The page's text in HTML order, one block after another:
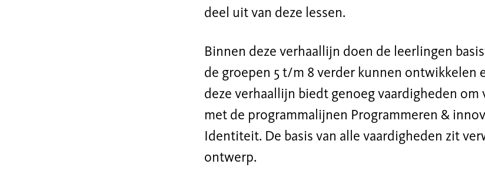
deel uit van deze lessen.
Binnen deze verhaallijn doen de leerlingen
de groepen 5 t/m 8 verder kunnen ontwikkelen
deze verhaallijn biedt genoeg vaardigheden om
met de programmalijnen Programmeren &
Identiteit. De basis van alle vaardigheden zit
ontwerp.